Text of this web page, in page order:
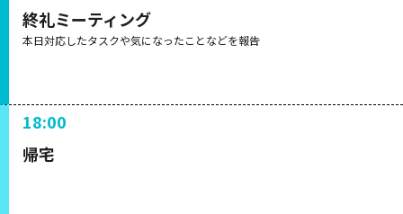
終礼ミーティング
本日対応したタスクや気になったことなどを報告
18:00
帰宅